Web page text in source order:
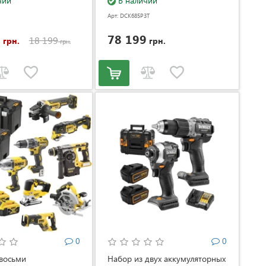
грн. 18 199грн.
Арт: DCK685P3T
78 199 грн.
0
0
Набор из двух аккумуляторных